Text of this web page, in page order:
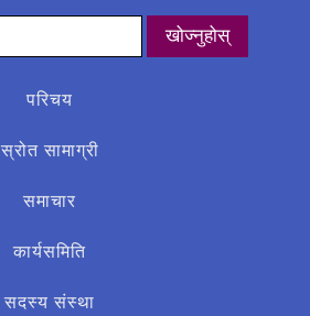
परिचय
स्रोत सामाग्री
समाचार
कार्यसमिति
सदस्य संस्था